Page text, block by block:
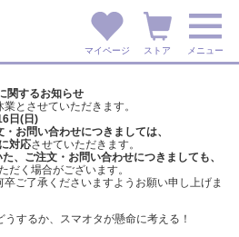
マイページ ストア メニュー
関するお知らせ
とさせていただきます。
日(日)
お問い合わせにつきましては、
対応させていただきます。
、ご注文・ お問い合わせにつきましても、
だく場合がございます。
卒ご了承くださいますようお願い申し上げま
するか、スマオタが懸命に考える！